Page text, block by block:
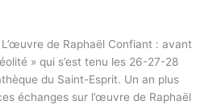
de Raphaël Confiant : avant
» qui s’est tenu les 26-27-28
du Saint-Esprit. Un an plus
échanges sur l’œuvre de Raphaël